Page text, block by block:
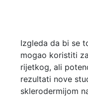
Izgleda da bi se
mogao koristiti
rijetkog, ali
rezultati nove
sklerodermijom